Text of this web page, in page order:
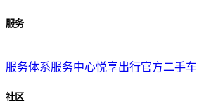
服务
服务体系服务中心悦享出行官方二手车
社区